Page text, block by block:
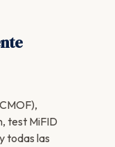
test MiFID
todas las